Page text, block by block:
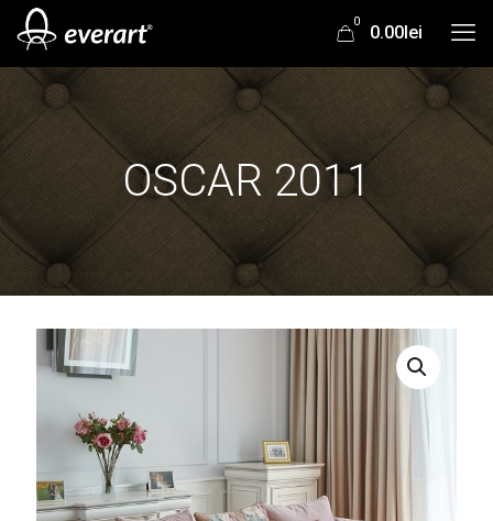
0
0.00lei
OSCAR 2011